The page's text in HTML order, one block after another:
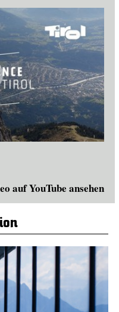
auf YouTube ansehen